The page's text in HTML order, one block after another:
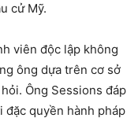
cử Mỹ.
viên độc lập không
ông dựa trên cơ sở
Ông Sessions đáp
đặc quyền hành pháp